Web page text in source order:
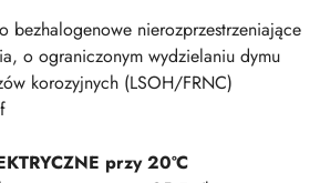
bezhalogenowe nierozprzestrzeniające
o ograniczonym wydzielaniu dymu
korozyjnych (LSOH/FRNC)
przy 20ºC